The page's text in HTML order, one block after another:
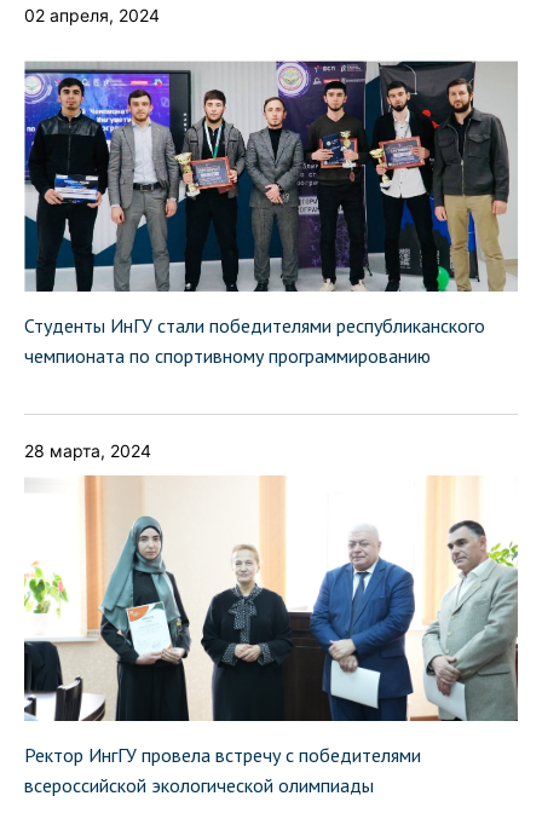
02 апреля, 2024
Студенты ИнГУ стали победителями республиканского
чемпионата по спортивному программированию
28 марта, 2024
Ректор ИнгГУ провела встречу с победителями
всероссийской экологической олимпиады